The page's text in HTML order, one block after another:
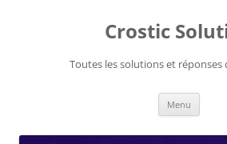
Crostic
Toutes les solutions et réponses
Menu